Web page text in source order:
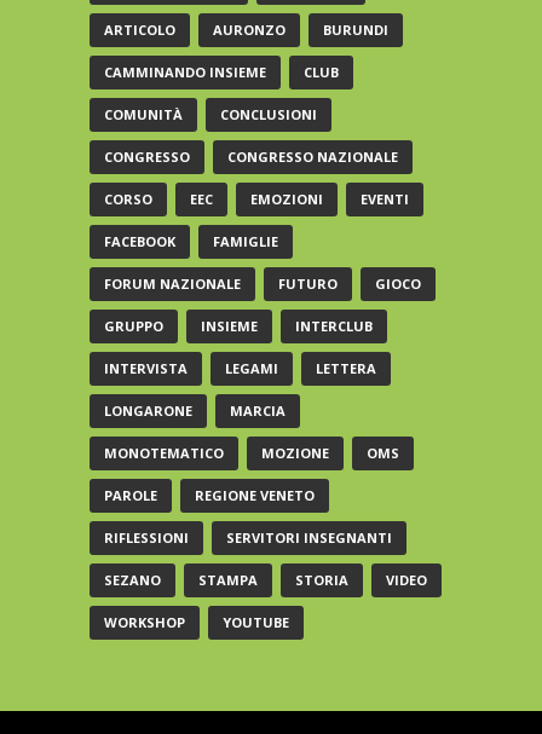
ARTICOLO AURONZO BURUNDI
CAMMINANDO INSIEME CLUB
COMUNITÀ CONCLUSIONI
CONGRESSO CONGRESSO NAZIONALE
CORSO EEC EMOZIONI EVENTI
FACEBOOK FAMIGLIE
FORUM NAZIONALE FUTURO GIOCO
GRUPPO INSIEME INTERCLUB
INTERVISTA LEGAMI LETTERA
LONGARONE MARCIA
MONOTEMATICO MOZIONE OMS
PAROLE REGIONE VENETO
RIFLESSIONI SERVITORI INSEGNANTI
SEZANO STAMPA STORIA VIDEO
WORKSHOP YOUTUBE